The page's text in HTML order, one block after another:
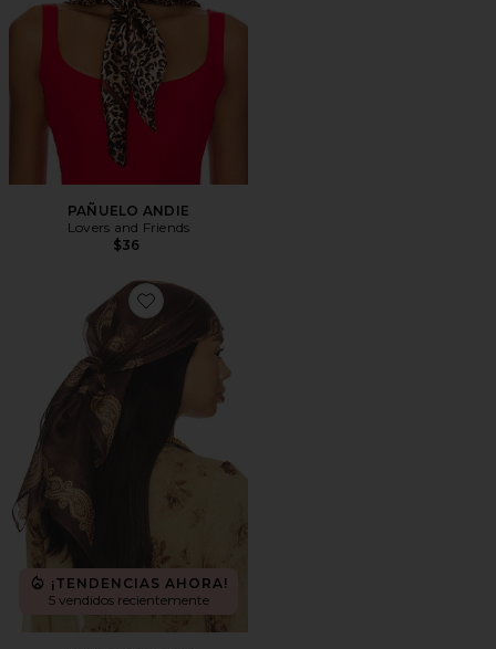
PAÑUELO ANDIE
Lovers and Friends
$36
Favorite PAÑUELO EVERLY
¡TENDENCIAS AHORA!
5 vendidos recientemente